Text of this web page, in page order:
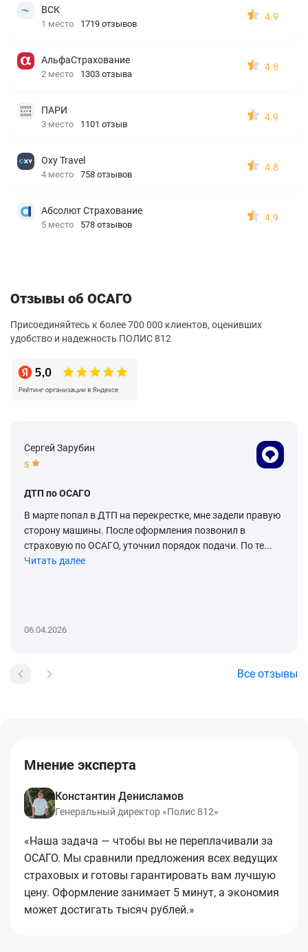
ВСК
1 место 1719 отзывов
4.9
АльфаСтрахование
2 место 1303 отзыва
4.8
ПАРИ
3 место 1101 отзыв
4.9
Oxy Travel
4 место 758 отзывов
4.8
Абсолют Страхование
5 место 578 отзывов
4.9
Отзывы об ОСАГО
Присоединяйтесь к более 700 000 клиентов, оценивших
удобство и надежность ПОЛИС 812
Сергей Зарубин
5
ДТП по ОСАГО
В марте попал в ДТП на перекрестке, мне задели правую
сторону машины. После оформления позвонил в
страховую по ОСАГО, уточнил порядок подачи. По те...
Читать далее
06.04.2026
Все отзывы
Мнение эксперта
Константин Денисламов
Генеральный директор «Полис 812»
«Наша задача — чтобы вы не переплачивали за
ОСАГО. Мы сравнили предложения всех ведущих
страховых и готовы гарантировать вам лучшую
цену. Оформление занимает 5 минут, а экономия
может достигать тысяч рублей.»